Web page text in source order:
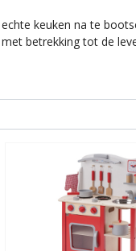
keuken na te
betrekking tot de